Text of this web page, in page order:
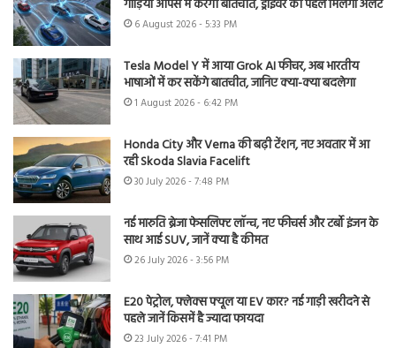
गाड़ियां आपस में करेंगी बातचीत, ड्राइवर को पहले मिलेगा अलर्ट
6 August 2026 - 5:33 PM
Tesla Model Y में आया Grok AI फीचर, अब भारतीय
भाषाओं में कर सकेंगे बातचीत, जानिए क्या-क्या बदलेगा
1 August 2026 - 6:42 PM
Honda City और Verna की बढ़ी टेंशन, नए अवतार में आ
रही Skoda Slavia Facelift
30 July 2026 - 7:48 PM
नई मारुति ब्रेजा फेसलिफ्ट लॉन्च, नए फीचर्स और टर्बो इंजन के
साथ आई SUV, जानें क्या है कीमत
26 July 2026 - 3:56 PM
E20 पेट्रोल, फ्लेक्स फ्यूल या EV कार? नई गाड़ी खरीदने से
पहले जानें किसमें है ज्यादा फायदा
23 July 2026 - 7:41 PM